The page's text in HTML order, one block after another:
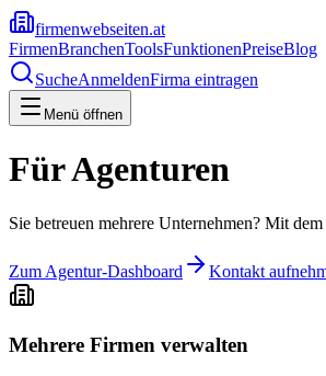
firmenwebseiten.at
FirmenBranchenToolsFunktionenPreiseBlog
SucheAnmeldenFirma eintragen
Menü öffnen
Für Agenturen
Sie betreuen mehrere Unternehmen? Mit
Zum Agentur-Dashboard Kontakt
Mehrere Firmen verwalten